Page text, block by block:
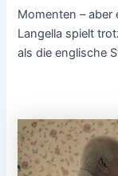
Momenten – aber
Langella spielt
als die englische